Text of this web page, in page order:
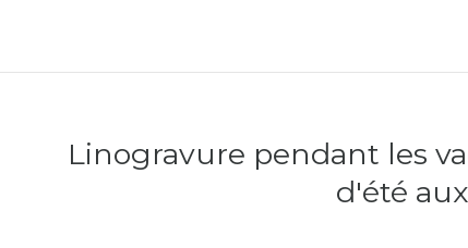
Linogravure pendant les
d'été